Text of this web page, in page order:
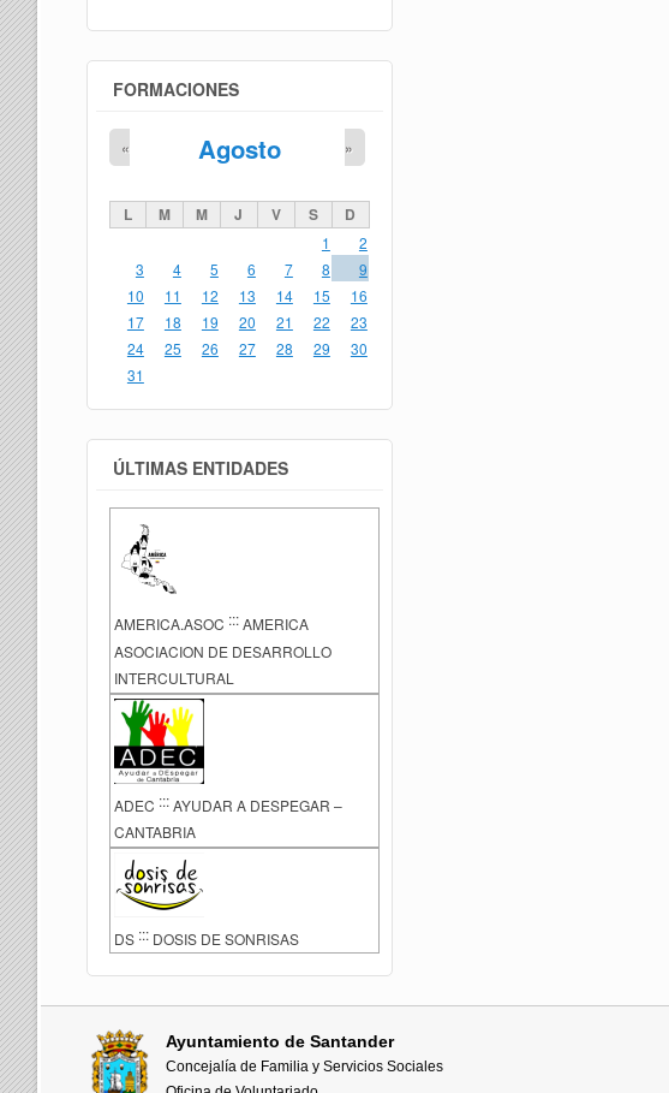
FORMACIONES
Agosto
« »
L M M J V S D
1
2
3
4 5 6 7 8
9
10
11 12 13 14 15
16
17
18 19 20 21 22
23
24
25 26 27 28 29
30
31
ÚLTIMAS ENTIDADES
AMERICA.ASOC :::AMERICA
ASOCIACION DE DESARROLLO
INTERCULTURAL
ADEC ::: AYUDAR A DESPEGAR –
CANTABRIA
DS ::: DOSIS DE SONRISAS
Ayuntamiento de Santander
Concejalía de Familia y Servicios Sociales